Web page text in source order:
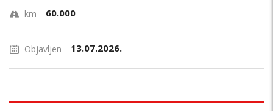
km 60.000
Objavljen 13.07.2026.